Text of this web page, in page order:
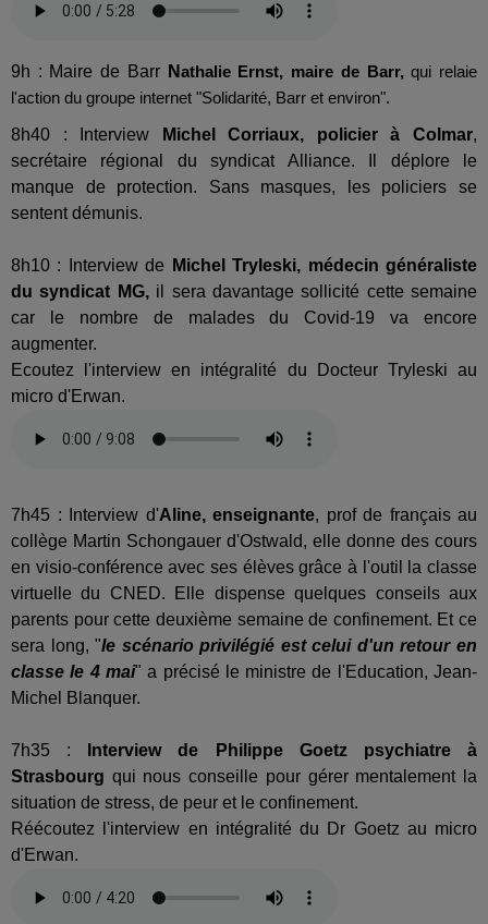
9h : Maire de BarrNathalie Ernst, maire de Barr, qui relaie
l'action du groupe internet "Solidarité, Barr et environ".
8h40 : Interview Michel Corriaux, policier à Colmar,
secrétaire régional du syndicat Alliance. Il déplore le
manque de protection. Sans masques, les policiers se
sentent démunis.
8h10 : Interview de
Michel Tryleski, médecin généraliste
du syndicat MG,il sera davantage sollicité cette semaine
car le nombre de malades du Covid-19 va encore
augmenter.
Ecoutez l'interview en intégralité du Docteur Tryleski au
micro d'Erwan.
7h45 : Interview d'Aline, enseignante, prof de français au
collège Martin Schongauer d'Ostwald, elle donne des cours
en visio-conférence avec ses élèves grâce à l'outil la classe
virtuelle du CNED. Elle dispense quelques conseils aux
parents pour cette deuxième semaine de confinement. Et ce
sera long, "le scénario privilégié est celui d'un retour en
classe le 4 mai" a précisé le ministre de l'Education, Jean-
Michel Blanquer.
7h35 : Interview de
Philippe Goetz psychiatre à
Strasbourg qui nous conseille pour gérer mentalement la
situation de stress, de peur et le confinement.
Réécoutez l'interview en intégralité du Dr Goetz au micro
d'Erwan.